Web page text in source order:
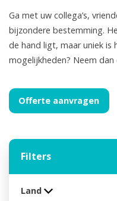
Ga met uw collega’s,
bijzondere bestemming.
de hand ligt, maar uniek is
mogelijkheden? Neem
Offerte aanvragen
Filters
Land